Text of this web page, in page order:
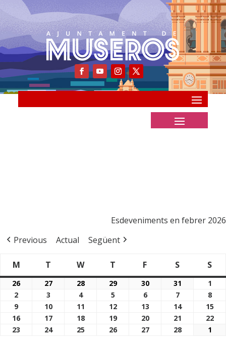
Esdeveniments en febrer 2026
Previous
Actual Següent
M
Dilluns
T Dimarts
WDimecres
T F Divendres
S Dissabte
S
26 26/01/2026
27 27/01/2026
28 28/01/2026
2929/01/2026
30 30/01/2026
31 31/01/2026
1
2 02/02/2026
3 03/02/2026
404/02/2026
5 05/02/2026
6 06/02/2026
7 07/02/2026
8
9 09/02/2026
10 10/02/2026
11 11/02/2026
12 12/02/2026
13 13/02/2026
1414/02/2026
15
16 16/02/2026
17 17/02/2026
18 18/02/2026
19 19/02/2026
20 20/02/2026
21 21/02/2026
22
23
23/02/2026
2424/02/2026
25 25/02/2026
26 26/02/2026
27 27/02/2026
28 28/02/2026
1